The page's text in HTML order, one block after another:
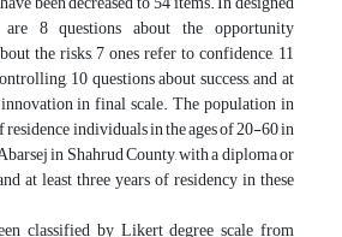
are 8 questions about the opportunity
the risks, 7 ones refer to confidence, 11
10 questions about success, and at
in final scale. The population in
residence individuals in the ages of 20-60 in
in Shahrud County, with a diploma or
at least three years of residency in these